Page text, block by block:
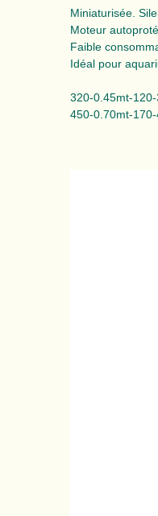
Miniaturisée.
Moteur
Faible
Idéal pour
320-0.45mt-
450-0.70mt-